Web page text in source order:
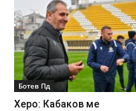
Ботев Пд
Херо: Кабаков ме